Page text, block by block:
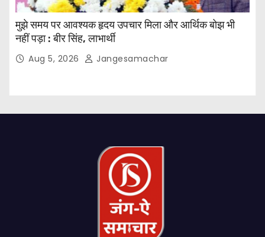
मुझे समय पर आवश्यक हृदय उपचार मिला और आर्थिक बोझ भी
नहीं पड़ा : बीर सिंह, लाभार्थी
Aug 5, 2026 Jangesamachar